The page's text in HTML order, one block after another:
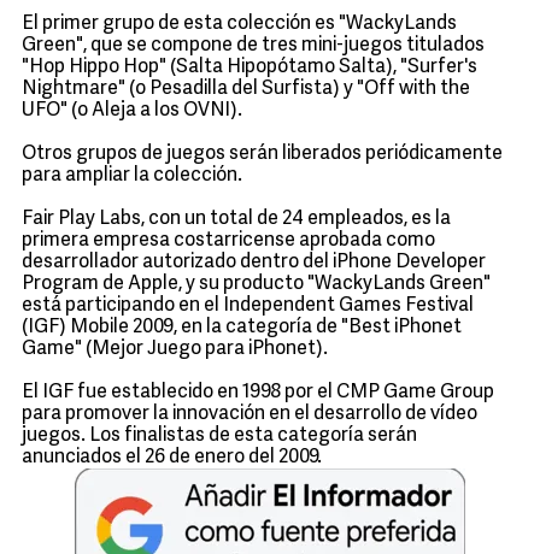
El primer grupo de esta colección es "WackyLands
Green", que se compone de tres mini-juegos titulados
"Hop Hippo Hop" (Salta Hipopótamo Salta), "Surfer's
Nightmare" (o Pesadilla del Surfista) y "Off with the
UFO" (o Aleja a los OVNI).
Otros grupos de juegos serán liberados periódicamente
para ampliar la colección.
Fair Play Labs, con un total de 24 empleados, es la
primera empresa costarricense aprobada como
desarrollador autorizado dentro del iPhone Developer
Program de Apple, y su producto "WackyLands Green"
está participando en el Independent Games Festival
(IGF) Mobile 2009, en la categoría de "Best iPhonet
Game" (Mejor Juego para iPhonet).
El IGF fue establecido en 1998 por el CMP Game Group
para promover la innovación en el desarrollo de vídeo
juegos. Los finalistas de esta categoría serán
anunciados el 26 de enero del 2009.